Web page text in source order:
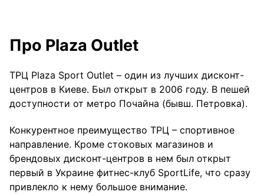
Про Plaza Outlet
ТРЦ Plaza Sport Outlet – один из лучших дисконт-
центров в Киеве. Был открыт в 2006 году. В пешей
доступности от метро Почайна (бывш. Петровка).
Конкурентное преимущество ТРЦ – спортивное
направление. Кроме стоковых магазинов и
брендовых дисконт-центров в нем был открыт
первый в Украине фитнес-клуб SportLife, что сразу
привлекло к нему большое внимание.